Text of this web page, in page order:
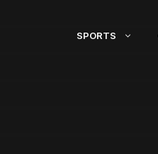
SPORTS